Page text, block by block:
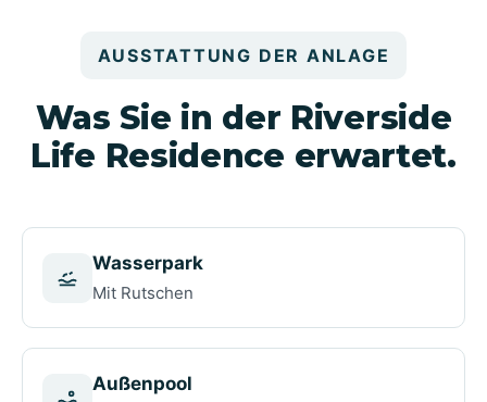
AUSSTATTUNG DER ANLAGE
Was Sie in der Riverside
Life Residence erwartet.
Wasserpark
Mit Rutschen
Außenpool